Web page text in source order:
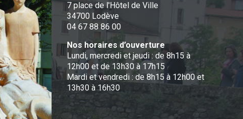
7 place de l'Hôtel de Ville
34700 Lodève
04 67 88 86 00
Nos horaires d’ouverture
Lundi, mercredi et jeudi : de 8h15 à
12h00 et de 13h30 à 17h15
Mardi et vendredi : de 8h15 à 12h00 et
13h30 à 16h30